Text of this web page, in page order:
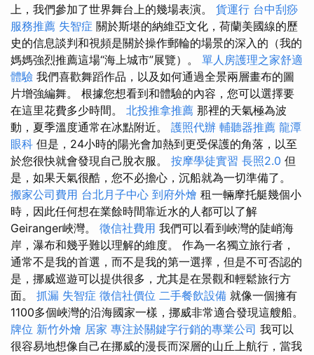
上，我們參加了世界舞台上的幾場表演。 貨運行 台中刮痧
服務推薦 失智症 關於斯堪的納維亞文化，荷蘭美國線的歷
史的信息談判和視頻是關於操作郵輪的場景的深入的（我的
媽媽強烈推薦這場“海上城市”展覽）。 單人房護理之家舒適
體驗 我們喜歡舞蹈作品，以及如何通過全景兩層畫布的圖
片增強編舞。 根據您想看到和體驗的內容，您可以選擇要
在這里花費多少時間。 北投推拿推薦 那裡的天氣極為波
動，夏季溫度通常在冰點附近。 護照代辦 輔聽器推薦 龍潭
眼科 但是，24小時的陽光會加熱到更受保護的角落，以至
於您很快就會發現自己脫衣服。 按摩學徒實習 長照2.0 但
是，如果天氣很酷，您不必擔心，沉船就為一切準備了。
搬家公司費用 台北月子中心 到府外燴 租一輛摩托艇幾個小
時，因此任何想在業餘時間靠近水的人都可以了解
Geiranger峽灣。 徵信社費用 我們可以看到峽灣的陡峭海
岸，瀑布和幾乎難以理解的維度。 作為一名獨立旅行者，
通常不是我的首選，而不是我的第一選擇，但是不可否認的
是，挪威巡遊可以提供很多，尤其是在景觀和輕鬆旅行方
面。 抓漏 失智症 徵信社價位 二手餐飲設備 就像一個擁有
1100多個峽灣的沿海國家一樣，挪威非常適合發現這艘船。
牌位 新竹外燴 居家 專注於關鍵字行銷的專業公司 我可以
很容易地想像自己在挪威的漫長而深層的山丘上航行，當我